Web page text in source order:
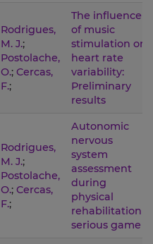
Rodrigues,
M. J.;
Postolache,
O.; Cercas,
F.;
The influence
of music
stimulation on
heart rate
variability:
Preliminary
results
Rodrigues,
M. J.;
Postolache,
O.; Cercas,
F.;
Autonomic
nervous
system
assessment
during
physical
rehabilitation
serious game